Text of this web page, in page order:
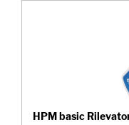
HPM basic